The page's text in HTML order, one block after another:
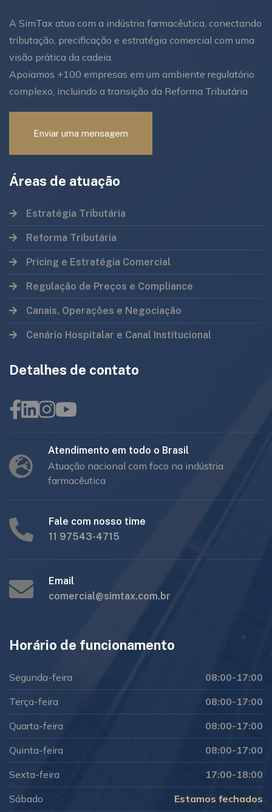
A SimTax atua com a indústria farmacêutica, conectando
tributação, precificação e estratégia comercial com uma
visão prática da cadeia.
Apoiamos +100 empresas em um ambiente regulatório
complexo, incluindo a transição da Reforma Tributária
Enviar uma mensagem
Áreas de atuação
Estratégia Tributária
Reforma Tributária
Pricing e Estratégia Comercial
Regulação de Preços e Compliance
Canais, Operações e Negociação
Cenário Hospitalar e Canal Institucional
Detalhes de contato
Atendimento em todo o Brasil
Atuação nacional com foco na indústria
farmacêutica
Fale com nosso time
11 97543-4715
Email
comercial@simtax.com.br
Horário de funcionamento
Segunda-feira
08:00-17:00
Terça-feira
08:00-17:00
Quarta-feira
08:00-17:00
Quinta-feira
08:00-17:00
Sexta-feira
17:00-18:00
Sábado
Estamos fechados